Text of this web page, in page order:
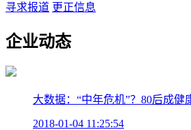
寻求报道 更正信息
企业动态
大数据：“中年危机”？80后成健
2018-01-04 11:25:54